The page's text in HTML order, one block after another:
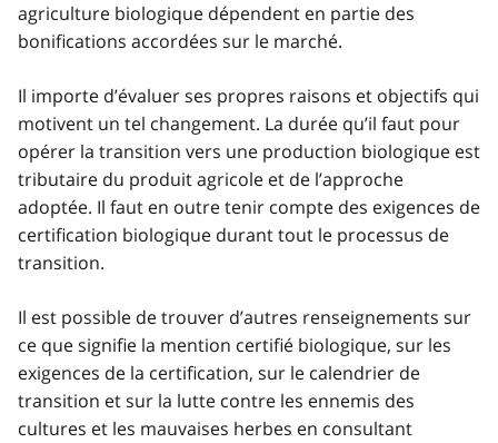
agriculture biologique dépendent en partie des
bonifications accordées sur le marché.
Il importe d’évaluer ses propres raisons et objectifs qui
motivent un tel changement. La durée qu’il faut pour
opérer la transition vers une production biologique est
tributaire du produit agricole et de l’approche
adoptée. Il faut en outre tenir compte des exigences de
certification biologique durant tout le processus de
transition.
Il est possible de trouver d’autres renseignements sur
ce que signifie la mention certifié biologique, sur les
exigences de la certification, sur le calendrier de
transition et sur la lutte contre les ennemis des
cultures et les mauvaises herbes en consultant